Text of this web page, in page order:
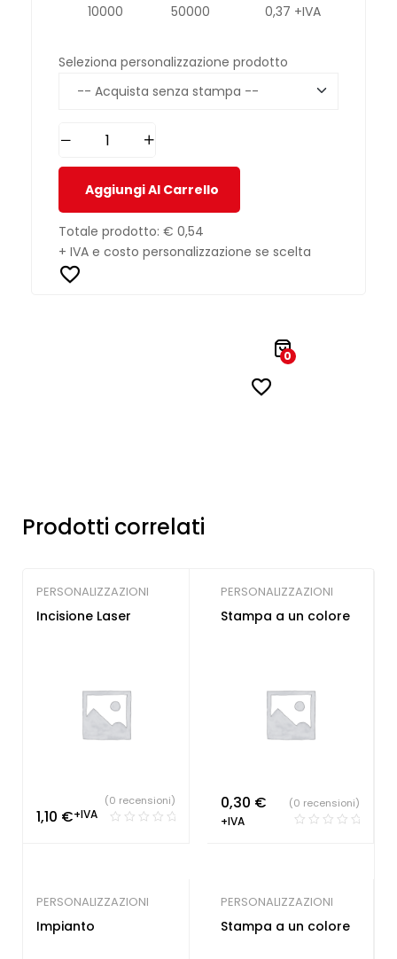
10000 50000 0,37 +IVA
Seleziona personalizzazione prodotto
Aggiungi Al Carrello
Totale prodotto: € 0,54
+ IVA e costo personalizzazione se scelta
0
Prodotti correlati
PERSONALIZZAZIONI
Incisione Laser
1,10 €+IVA
(0 recensioni)
PERSONALIZZAZIONI
Stampa a un colore
0,30 €
+IVA
(0 recensioni)
PERSONALIZZAZIONI
Impianto
PERSONALIZZAZIONI
Stampa a un colore